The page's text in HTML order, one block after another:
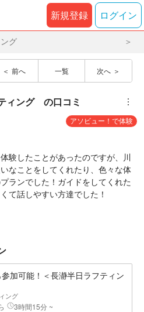
新規登録 ログイン
グ
前へ 一覧 次へ
ビックスマイル長瀞ラフティング の口コミ ︙
アソビュー！で体験
験したことがあったのですが、川
なことをしてくれたり、色々な体
ランでした！ガイドをしてくれた
て話しやすい方達でした！
加可能！＜長瀞半日ラフティン
ング
3時間15分 ~